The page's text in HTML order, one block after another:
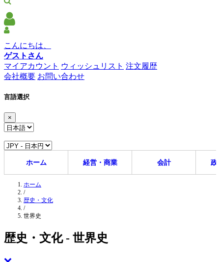
こんにちは、
ゲストさん
マイアカウント ウィッシュリスト 注文履歴
会社概要 お問い合わせ
言語選択
×
ホーム 経営・商業 会計 政
ホーム
/
歴史・文化
/
世界史
歴史・文化 - 世界史